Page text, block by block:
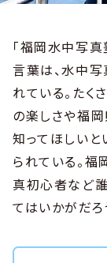
「福岡水中写
言葉は、水中
れている。たく
の楽しさや福
知ってほしい
られている。
真初心者など
てはいかがだろ